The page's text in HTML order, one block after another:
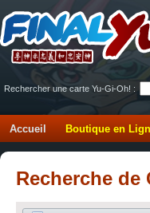
Rechercher une carte Yu-Gi-Oh! :
Accueil Boutique en
Recherche de